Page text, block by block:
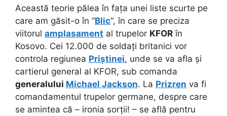
Această teorie pălea în fața unei liste scurte pe
care am găsit-o în “Blic“, în care se preciza
viitorul amplasament al trupelor KFOR în
Kosovo. Cei 12.000 de soldați britanici vor
controla regiunea Priștinei, unde se va afla și
cartierul general al KFOR, sub comanda
generalului Michael Jackson. La Prizren va fi
comandamentul trupelor germane, despre care
se amintea că – ironia sorții! – se află pentru